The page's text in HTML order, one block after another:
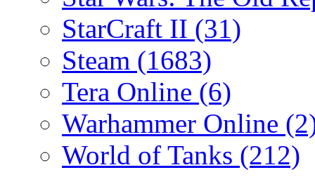
StarCraft II (31)
Steam (1683)
Tera Online (6)
Warhammer Online
World of Tanks (212)